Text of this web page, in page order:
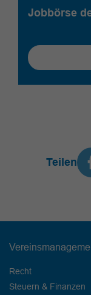
Jobbörse
Teilen
Recht
Steuern & Finanzen